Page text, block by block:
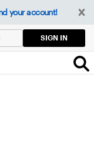
your account!
SIGN IN